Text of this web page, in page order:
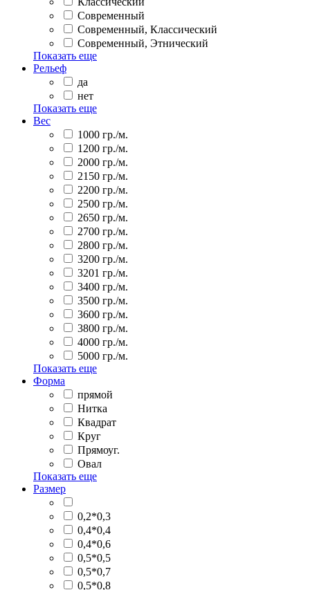
Современный
Современный, Классический
Современный, Этнический
Показать еще
Рельеф
да
нет
Показать еще
Вес
1000 гр./м.
1200 гр./м.
2000 гр./м.
2150 гр./м.
2200 гр./м.
2500 гр./м.
2650 гр./м.
2700 гр./м.
2800 гр./м.
3200 гр./м.
3201 гр./м.
3400 гр./м.
3500 гр./м.
3600 гр./м.
3800 гр./м.
4000 гр./м.
5000 гр./м.
Показать еще
Форма
прямой
Нитка
Квадрат
Круг
Прямоуг.
Овал
Показать еще
Размер
0,2*0,3
0,4*0,4
0,4*0,6
0,5*0,5
0,5*0,7
0,5*0,8